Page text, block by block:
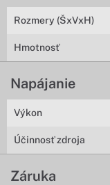
Rozmery (ŠxVxH)
Hmotnosť
Napájanie
Výkon
Účinnosť zdroja
Záruka